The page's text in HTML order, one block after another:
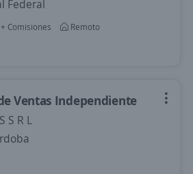
Federal
Comisiones
Remoto
Ventas Independiente
S R L